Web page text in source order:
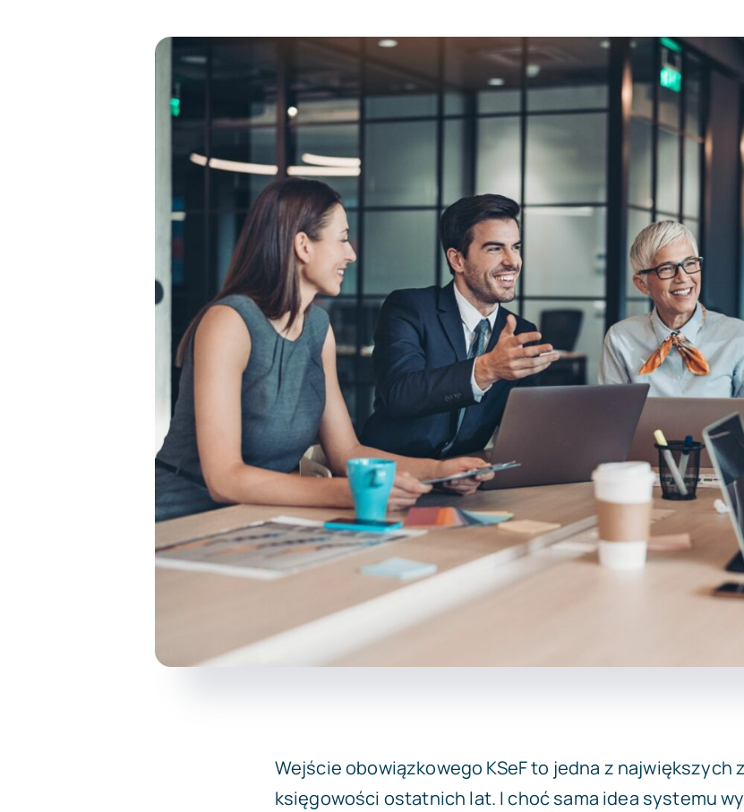
Wejście obowiązkowego KSeF to jedna z największych
księgowości ostatnich lat. I choć sama idea systemu